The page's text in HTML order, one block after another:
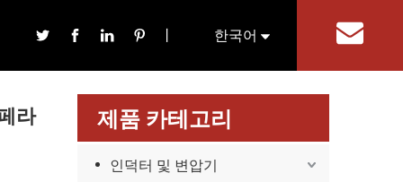
丨 한국어
English
라 제품 카테고리
인덕터 및 변압기